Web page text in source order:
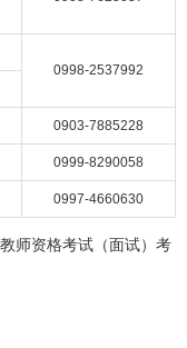
0998-2537992
0903-7885228
0999-8290058
0997-4660630
师资格考试（面试）考